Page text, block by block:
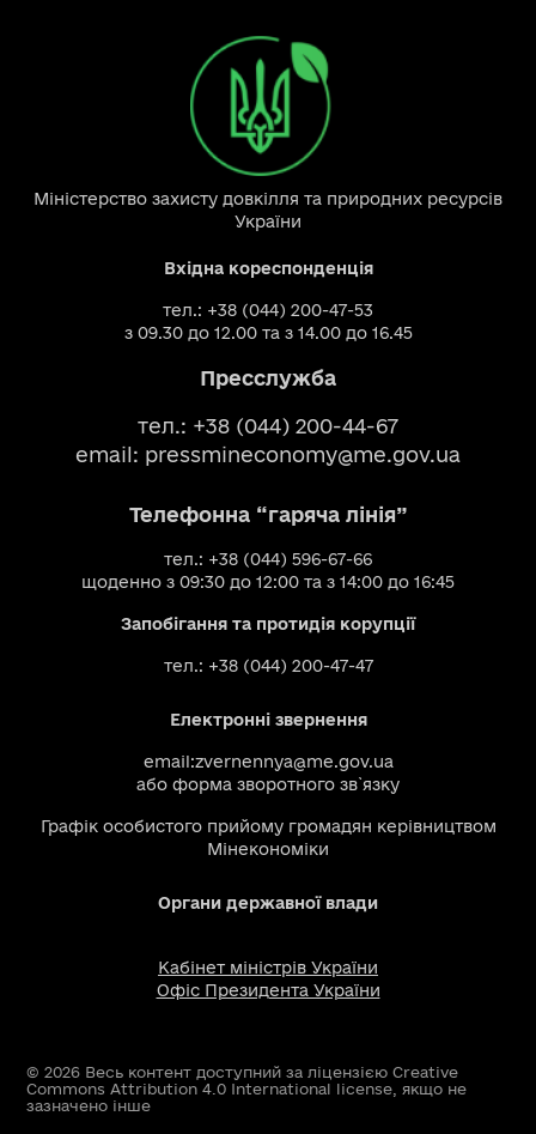
Міністерство захисту довкілля та природних ресурсів
України
Вхідна кореспонденція
тел.: +38 (044) 200-47-53
з 09.30 до 12.00 та з 14.00 до 16.45
Пресслужба
тел.: +38 (044) 200-44-67
email: pressmineconomy@me.gov.ua
Телефонна “гаряча лінія”
тел.: +38 (044) 596-67-66
щоденно з 09:30 до 12:00 та з 14:00 до 16:45
Запобігання та протидія корупції
тел.: +38 (044) 200-47-47
Електронні звернення
email:zvernennya@me.gov.ua
або форма зворотного зв`язку
Графік особистого прийому громадян керівництвом
Мінекономіки
Органи державної влади
Кабінет міністрів України
Офіс Президента України
© 2026 Весь контент доступний за ліцензією Creative
Commons Attribution 4.0 International license, якщо не
зазначено інше